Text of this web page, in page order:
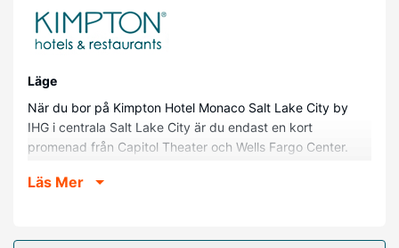
Läge
När du bor på Kimpton Hotel Monaco Salt Lake City by
IHG i centrala Salt Lake City är du endast en kort
promenad från Capitol Theater och Wells Fargo Center.
från Temple Square.
Känn dig som hemma i ett av de 225 rummen med
Läs Mer